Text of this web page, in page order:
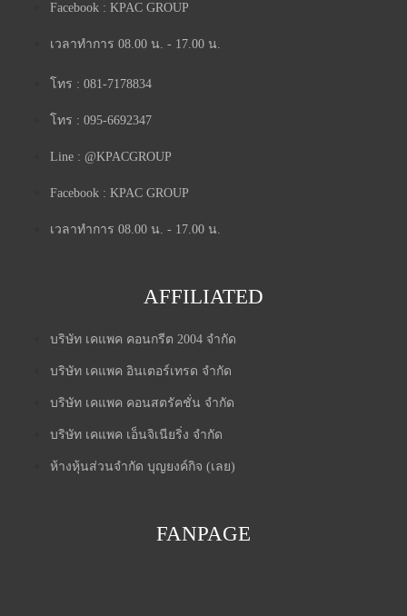
Facebook : KPAC GROUP
เวลาทำการ 08.00 น. - 17.00 น.
โทร : 081-7178834
โทร : 095-6692347
Line : @KPACGROUP
Facebook : KPAC GROUP
เวลาทำการ 08.00 น. - 17.00 น.
AFFILIATED
บริษัท เคแพค คอนกรีต 2004 จำกัด
บริษัท เคแพค อินเตอร์เทรด จำกัด
บริษัท เคแพค คอนสตรัคชั่น จำกัด
บริษัท เคแพค เอ็นจิเนียริ่ง จำกัด
ห้างหุ้นส่วนจำกัด บุญยงค์กิจ (เลย)
FANPAGE